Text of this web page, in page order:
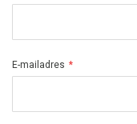
E-mailadres